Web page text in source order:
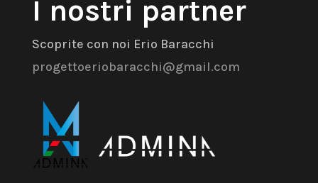
I nostri partner
Scoprite con noi Erio Baracchi
progettoeriobaracchi@gmail.com